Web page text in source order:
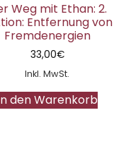
Weg mit Ethan: 2.
Entfernung von
Fremdenergien
33,00€
Inkl. MwSt.
den Warenkorb